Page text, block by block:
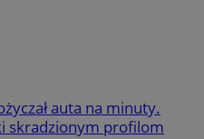
auta na minuty.
skradzionym profilom